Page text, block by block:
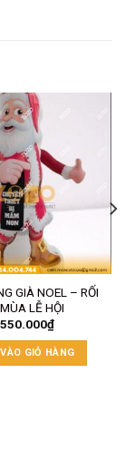
GIÀ NOEL – RỐI
LỄ HỘI
₫
GIỎ HÀNG